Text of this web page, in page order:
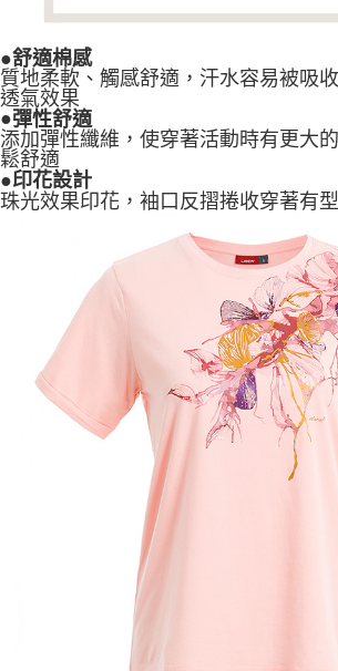
●舒適棉感
質地柔軟、觸感舒適，汗水容易被吸
透氣效果
●彈性舒適
添加彈性纖維，使穿著活動時有更大
鬆舒適
●印花設計
珠光效果印花，袖口反摺捲收穿著有型